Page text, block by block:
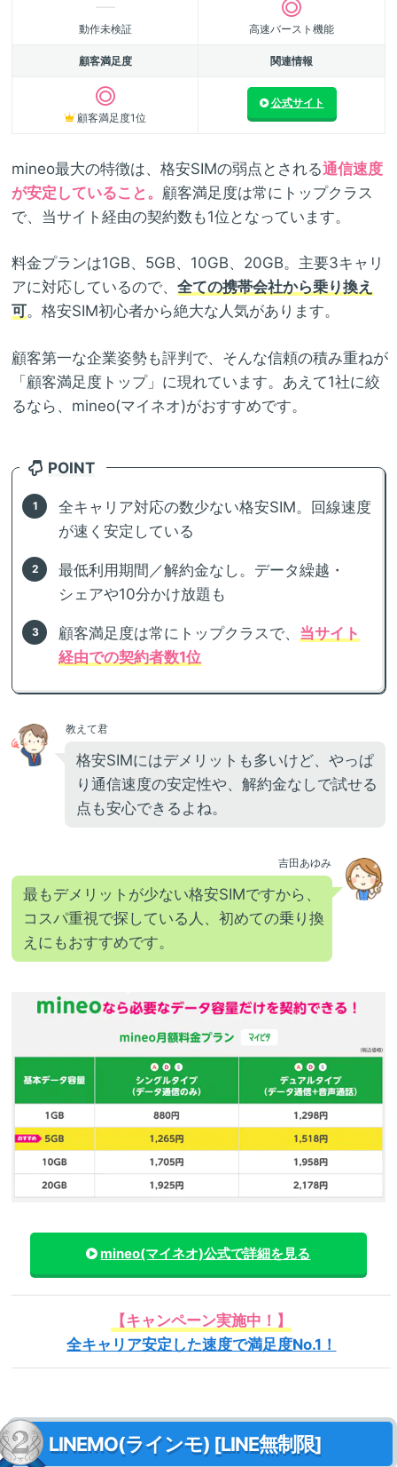
動作未検証 高速バースト機能
顧客満足度 関連情報
顧客満足度1位
公式サイト
mineo最大の特徴は、格安SIMの弱点とされる通信速度
が安定していること。 顧客満足度は常にトップクラス
で、当サイト経由の契約数も1位となっています。
料金プランは1GB、5GB、10GB、20GB。主要3キャリ
アに対応しているので、 全ての携帯会社から乗り換え
可。格安SIM初心者から絶大な人気があります。
顧客第一な企業姿勢も評判で、そんな信頼の積み重ねが
「顧客満足度トップ」に現れています。あえて1社に絞
るなら、mineo(マイネオ)がおすすめです。
POINT
全キャリア対応の数少ない格安SIM。回線速度
が速く安定している
最低利用期間／解約金なし。データ繰越・
シェアや10分かけ放題も
顧客満足度は常にトップクラスで、 当サイト
経由での契約者数1位
教えて君
格安SIMにはデメリットも多いけど、やっぱ
り通信速度の安定性や、解約金なしで試せる
点も安心できるよね。
吉田あゆみ
最もデメリットが少ない格安SIMですから、
コスパ重視で探している人、初めての乗り換
えにもおすすめです。
mineo(マイネオ)公式で詳細を見る
【キャンペーン実施中！】
全キャリア安定した速度で満足度No.1！
LINEMO(ラインモ) [LINE無制限]